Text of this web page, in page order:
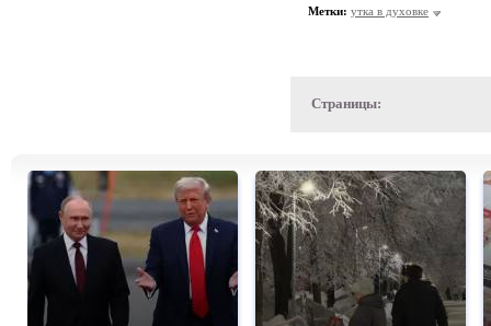
Метки: утка в духовке
Страницы: